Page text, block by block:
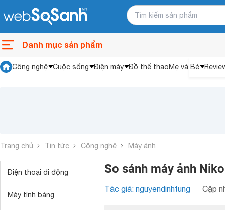
Danh mục sản phẩm
Công nghệ Cuộc sống Điện máy Đồ thể thaoMẹ và Bé
Trang chủ Tin tức Công nghệ Máy ảnh
Điện thoại di động
Máy tính bảng
So sánh máy ảnh
Tác giả: nguyendinhtung Cập